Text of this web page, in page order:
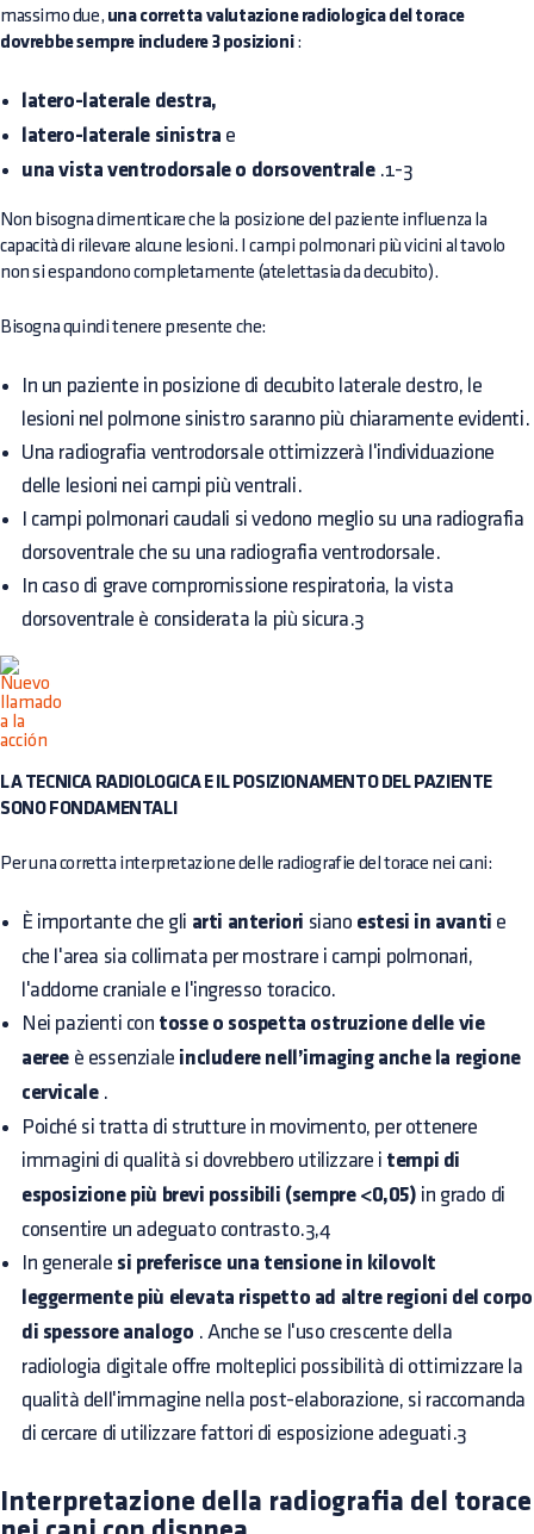
massimo due, una corretta valutazione radiologica del torace
dovrebbe sempre includere 3 posizioni:
latero-laterale destra,
latero-laterale sinistra e
una vista ventrodorsale o dorsoventrale.1-3
Non bisogna dimenticare che la posizione del paziente influenza la
capacità di rilevare alcune lesioni. I campi polmonari più vicini al tavolo
non si espandono completamente (atelettasia da decubito).
Bisogna quindi tenere presente che:
In un paziente in posizione di decubito laterale destro, le
lesioni nel polmone sinistro saranno più chiaramente evidenti.
Una radiografia ventrodorsale ottimizzerà l'individuazione
delle lesioni nei campi più ventrali.
I campi polmonari caudali si vedono meglio su una radiografia
dorsoventrale che su una radiografia ventrodorsale.
In caso di grave compromissione respiratoria, la vista
dorsoventrale è considerata la più sicura.3
LA TECNICA RADIOLOGICA E IL POSIZIONAMENTO DEL PAZIENTE
SONO FONDAMENTALI
Per una corretta interpretazione delle radiografie del torace nei cani:
È importante che gli arti anteriori siano estesi in avanti e
che l'area sia collimata per mostrare i campi polmonari,
l'addome craniale e l'ingresso toracico.
Nei pazienti con tosse o sospetta ostruzione delle vie
aeree è essenziale includere nell’imaging anche la regione
cervicale.
Poiché si tratta di strutture in movimento, per ottenere
immagini di qualità si dovrebbero utilizzare i tempi di
esposizione più brevi possibili (sempre <0,05) in grado di
consentire un adeguato contrasto.3,4
In generale si preferisce una tensione in kilovolt
leggermente più elevata rispetto ad altre regioni del corpo
di spessore analogo . Anche se l'uso crescente della
radiologia digitale offre molteplici possibilità di ottimizzare la
qualità dell'immagine nella post-elaborazione, si raccomanda
di cercare di utilizzare fattori di esposizione adeguati.3
Interpretazione della radiografia del torace